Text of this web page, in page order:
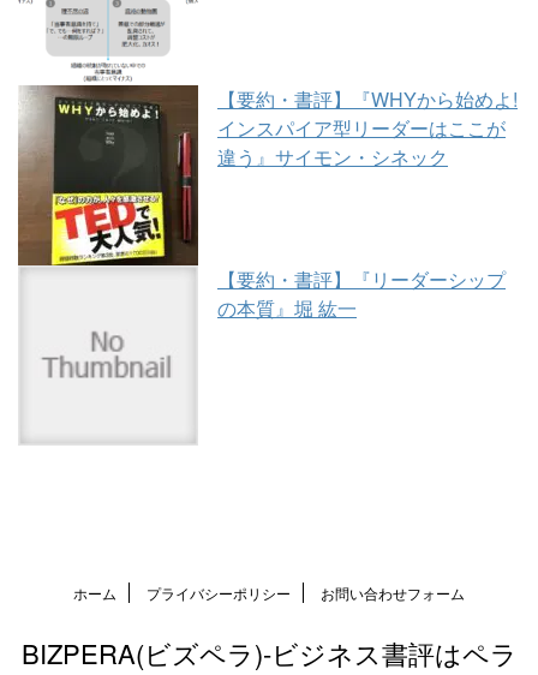
【要約・書評】『WHYから始めよ!
インスパイア型リーダーはここが
違う』サイモン・シネック
【要約・書評】『リーダーシップ
の本質』堀 紘一
ホーム プライバシーポリシー お問い合わせフォーム
BIZPERA(ビズペラ)-ビジネス書評はペラ